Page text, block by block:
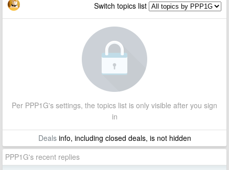
Switch topics list
Per PPP1G's settings, the topics list is only visible after you sign
in
Dealsinfo, including closed deals, is not hidden
PPP1G's recent replies